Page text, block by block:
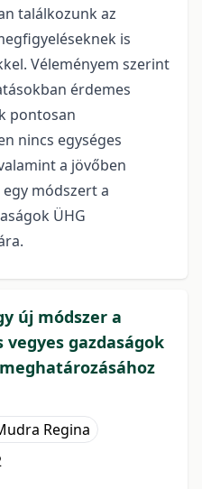
találkozunk az
is
Véleményem szerint
érdemes
pontosan
nincs egységes
a jövőben
módszert a
ÜHG
új módszer a
gazdaságok
Regina